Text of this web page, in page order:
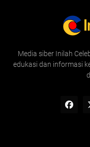
Media siber Inilah
edukasi dan informasi